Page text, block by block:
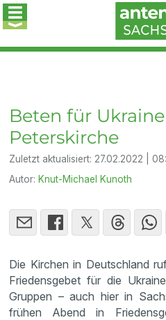
Beten für
Peterskirche
Zuletzt aktualisiert: 27.02.2022 |
Autor: Knut-Michael Kunoth
Die Kirchen in Deutschland
Friedensgebet für die
Gruppen – auch hier in
frühen Abend in